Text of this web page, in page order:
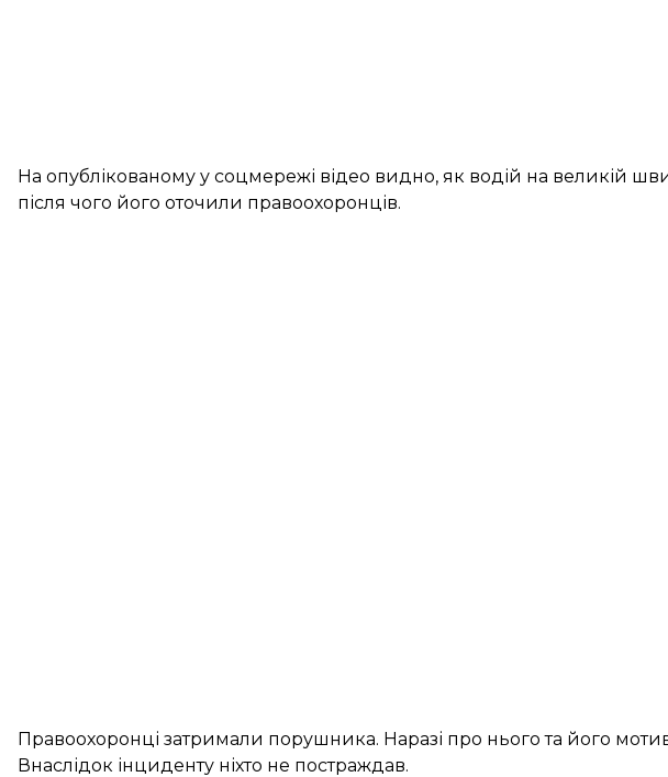
На опублікованому у соцмережі відео видно, як водій на великій
після чого його оточили правоохоронців.
Правоохоронці затримали порушника. Наразі про нього та його
Внаслідок інциденту ніхто не постраждав.